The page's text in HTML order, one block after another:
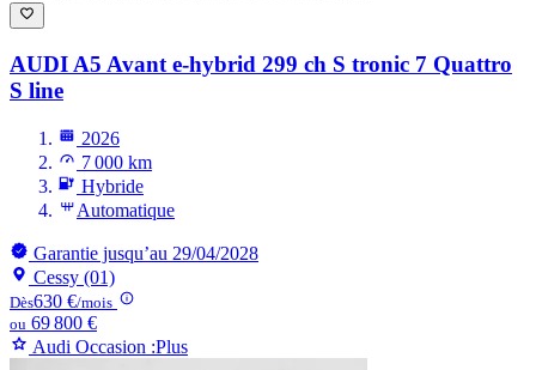
AUDI A5 Avant e-hybrid 299 ch S tronic 7 Quattro
S line
2026
7 000 km
Hybride
Automatique
Garantie jusqu’au 29/04/2028
Cessy (01)
Dès630 €/mois
ou 69 800 €
Audi Occasion :Plus